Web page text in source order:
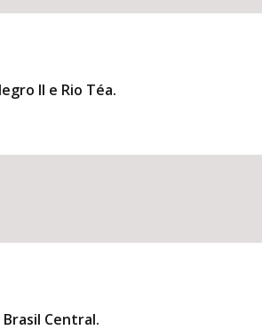
II e Rio Téa.
Central.